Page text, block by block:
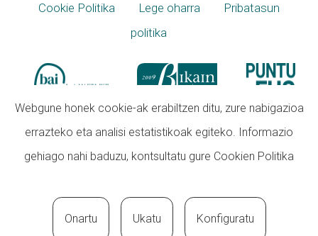
Cookie Politika Lege oharra
Pribatasun
politika
Webgune honek cookie-ak erabiltzen ditu, zure nabigazioa
errazteko eta analisi estatistikoak egiteko. Informazio
gehiago nahi baduzu, kontsultatu gure Cookien Politika
Onartu Ukatu Konfiguratu